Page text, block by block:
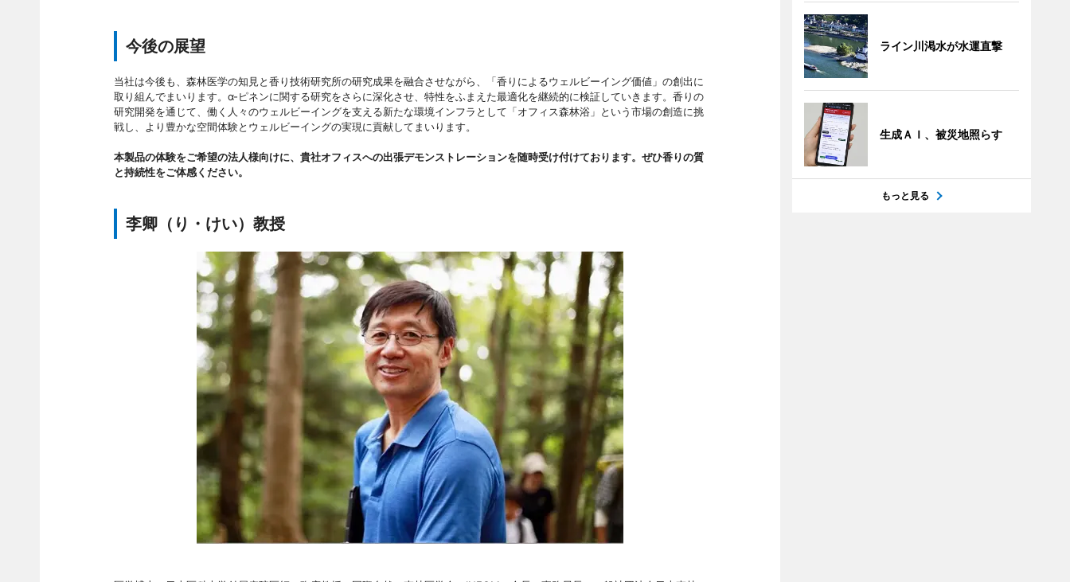
今後の展望
当社は今後も、森林医学の知見と香り技術研究所の研究成果を融合させながら、「香りによるウェルビーイング価値」の創出に
取り組んでまいります。α-ピネンに関する研究をさらに深化させ、特性をふまえた最適化を継続的に検証していきます。香りの
研究開発を通じて、働く人々のウェルビーイングを支える新たな環境インフラとして「オフィス森林浴」という市場の創造に挑
戦し、より豊かな空間体験とウェルビーイングの実現に貢献してまいります。
本製品の体験をご希望の法人様向けに、貴社オフィスへの出張デモンストレーションを随時受け付けております。ぜひ香りの質
と持続性をご体感ください。
李卿（り・けい）教授
ライン川渇水が水運直撃
生成ＡＩ、被災地照らす
もっと見る